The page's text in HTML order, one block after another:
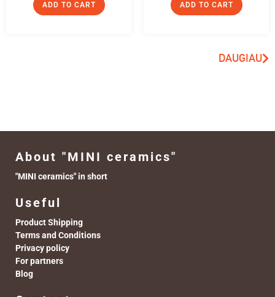
ADD TO CART ADD TO CART
DAUGIAU
About "MINI ceramics"
"MINI ceramics" in short
Useful
Product Shipping
Terms and Conditions
Privacy policy
For partners
Blog